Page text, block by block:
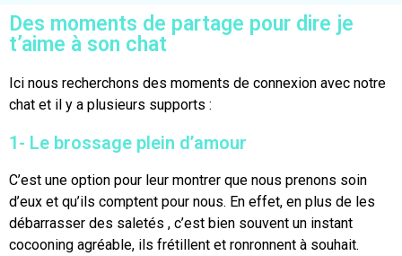
Des moments de partage pour dire je
t’aime à son chat
Ici nous recherchons des moments de connexion avec notre
chat et il y a plusieurs supports :
1- Le brossage plein d’amour
C’est une option pour leur montrer que nous prenons soin
d’eux et qu’ils comptent pour nous. En effet, en plus de les
débarrasser des saletés , c’est bien souvent un instant
cocooning agréable, ils frétillent et ronronnent à souhait.